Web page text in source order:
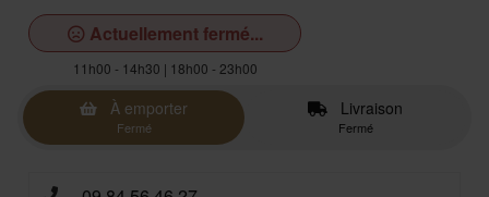
Actuellement fermé...
11h00 - 14h30 | 18h00 - 23h00
À emporter
Fermé
Livraison
Fermé